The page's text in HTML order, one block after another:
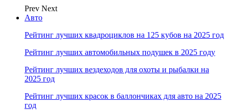
Prev Next
Авто
Рейтинг лучших квадроциклов на 125 кубов на 2025 год
Рейтинг лучших автомобильных подушек в 2025 году
Рейтинг лучших вездеходов для охоты и рыбалки на
2025 год
Рейтинг лучших красок в баллончиках для авто на 2025
год